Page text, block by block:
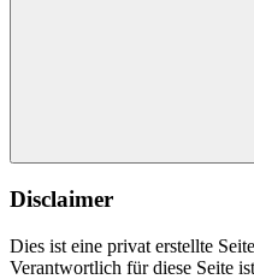
Suchen
Disclaimer
Dies ist eine privat erstellte
Verantwortlich für diese Seite